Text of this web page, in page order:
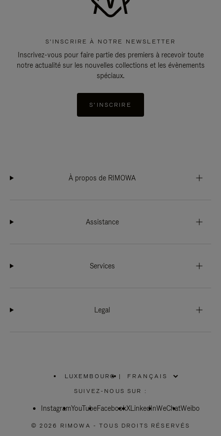
S'INSCRIRE À NOTRE NEWSLETTER
Inscrivez-vous pour faire partie des premiers à recevoir toute
notre actualité sur les nouvelles collections et les évènements
spéciaux.
S'INSCRIRE
À propos de RIMOWA
Assistance
Services
Legal
LUXEMBOURG
SÉLECTIONNEZ
VOTRE
|
SUIVEZ-NOUS SUR :
InstagramYouTubeFacebookXLinkedInWeChatWeibo
© 2026 RIMOWA - TOUS DROITS RÉSERVÉS